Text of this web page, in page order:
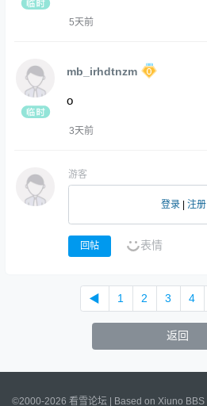
5天前
mb_irhdtnzm
o
3天前
游客
登录 注册
回帖 表情
◀ 1 2 3 4
返回
©2000-2026 看雪论坛 | Based on Xiuno BBS